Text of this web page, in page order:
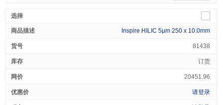
Inspire HILIC 5μm 250 x 10.0mm
81438
订货
20451.96
请登录